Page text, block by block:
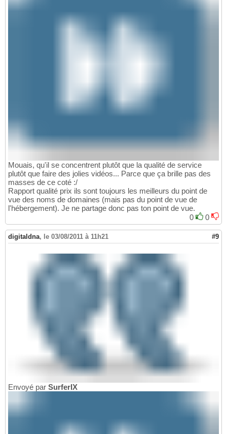
Mouais, qu'il se concentrent plutôt que la qualité de service
plutôt que faire des jolies vidéos... Parce que ça brille pas des
masses de ce coté :/
Rapport qualité prix ils sont toujours les meilleurs du point de
vue des noms de domaines (mais pas du point de vue de
l'hébergement). Je ne partage donc pas ton point de vue.
0
0
digitaldna, le 03/08/2011 à 11h21 #9
Envoyé par SurferIX